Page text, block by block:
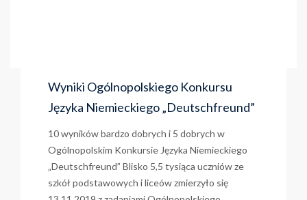
Wyniki Ogólnopolskiego Konkursu
Języka Niemieckiego „Deutschfreund”
10 wyników bardzo dobrych i 5 dobrych w
Ogólnopolskim Konkursie Języka Niemieckiego
„Deutschfreund” Blisko 5,5 tysiąca uczniów ze
szkół podstawowych i liceów zmierzyło się